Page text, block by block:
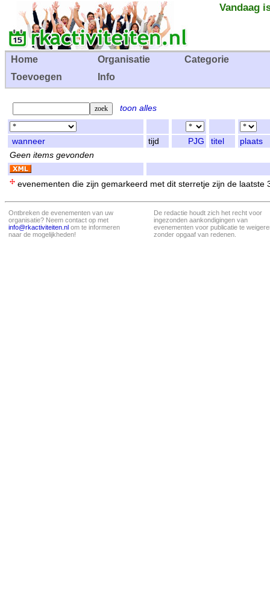
Vandaag
Home Organisatie
Categorie
Toevoegen
Info
toon alles
wanneer tijd PJG titel
plaats
Geen items gevonden
evenementen die zijn gemarkeerd met dit sterretje zijn de laatste
Ontbreken de evenementen van uw
organisatie? Neem contact op met
info@rkactiviteiten.nl om te informeren
naar de mogelijkheden!
De redactie houdt zich het recht voor
ingezonden aankondigingen van
evenementen voor publicatie te
zonder opgaaf van redenen.